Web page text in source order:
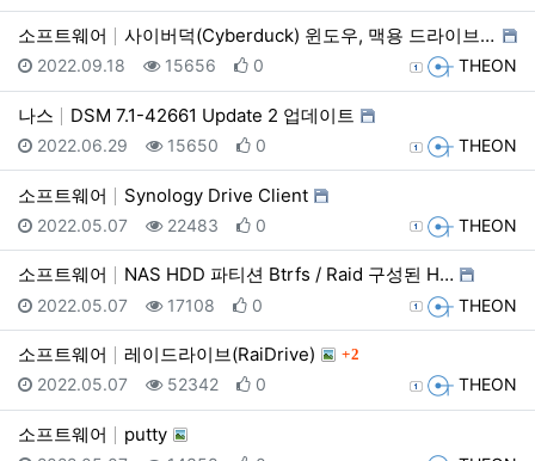
소프트웨어 사이버덕(Cyberduck) 윈도우, 맥용 드라이브 다…
등록자 THEON
등록일
2022.09.18 조회
15656 추천
0
나스 DSM 7.1-42661 Update 2 업데이트
등록자 THEON
등록일
2022.06.29 조회
15650 추천
0
소프트웨어 Synology Drive Client
등록자 THEON
등록일
2022.05.07 조회
22483 추천
0
소프트웨어 NAS HDD 파티션 Btrfs / Raid 구성된 H…
등록자 THEON
등록일
2022.05.07 조회
17108 추천
0
소프트웨어 레이드라이브(RaiDrive) 댓글
2
등록자 THEON
등록일
2022.05.07 조회
52342 추천
0
소프트웨어 putty